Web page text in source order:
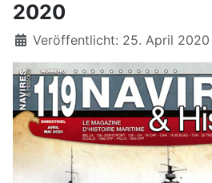
2020
Details
Veröffentlicht: 25. April 2020